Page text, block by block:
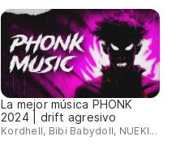
La mejor música PHONK
2024 | drift agresivo
Kordhell, Bibi Babydoll, NUEKI...